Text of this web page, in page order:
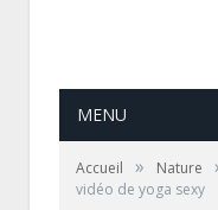
MENU
Accueil » Nature
vidéo de yoga sexy